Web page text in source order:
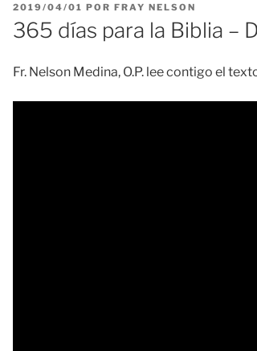
PUBLICADO
EL
2019/04/01 POR FRAY NELSON
365 días para la Biblia –
Fr. Nelson Medina, O.P. lee contigo el